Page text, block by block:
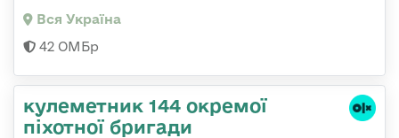
Вся Україна
42 ОМБр
кулеметник 144 окремої
піхотної бригади